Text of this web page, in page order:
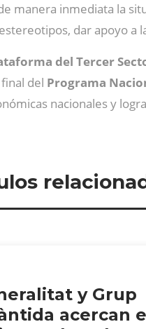
manera inmediata la
dar apoyo a
del Tercer
del Programa
nacionales y
y Grup
acercan